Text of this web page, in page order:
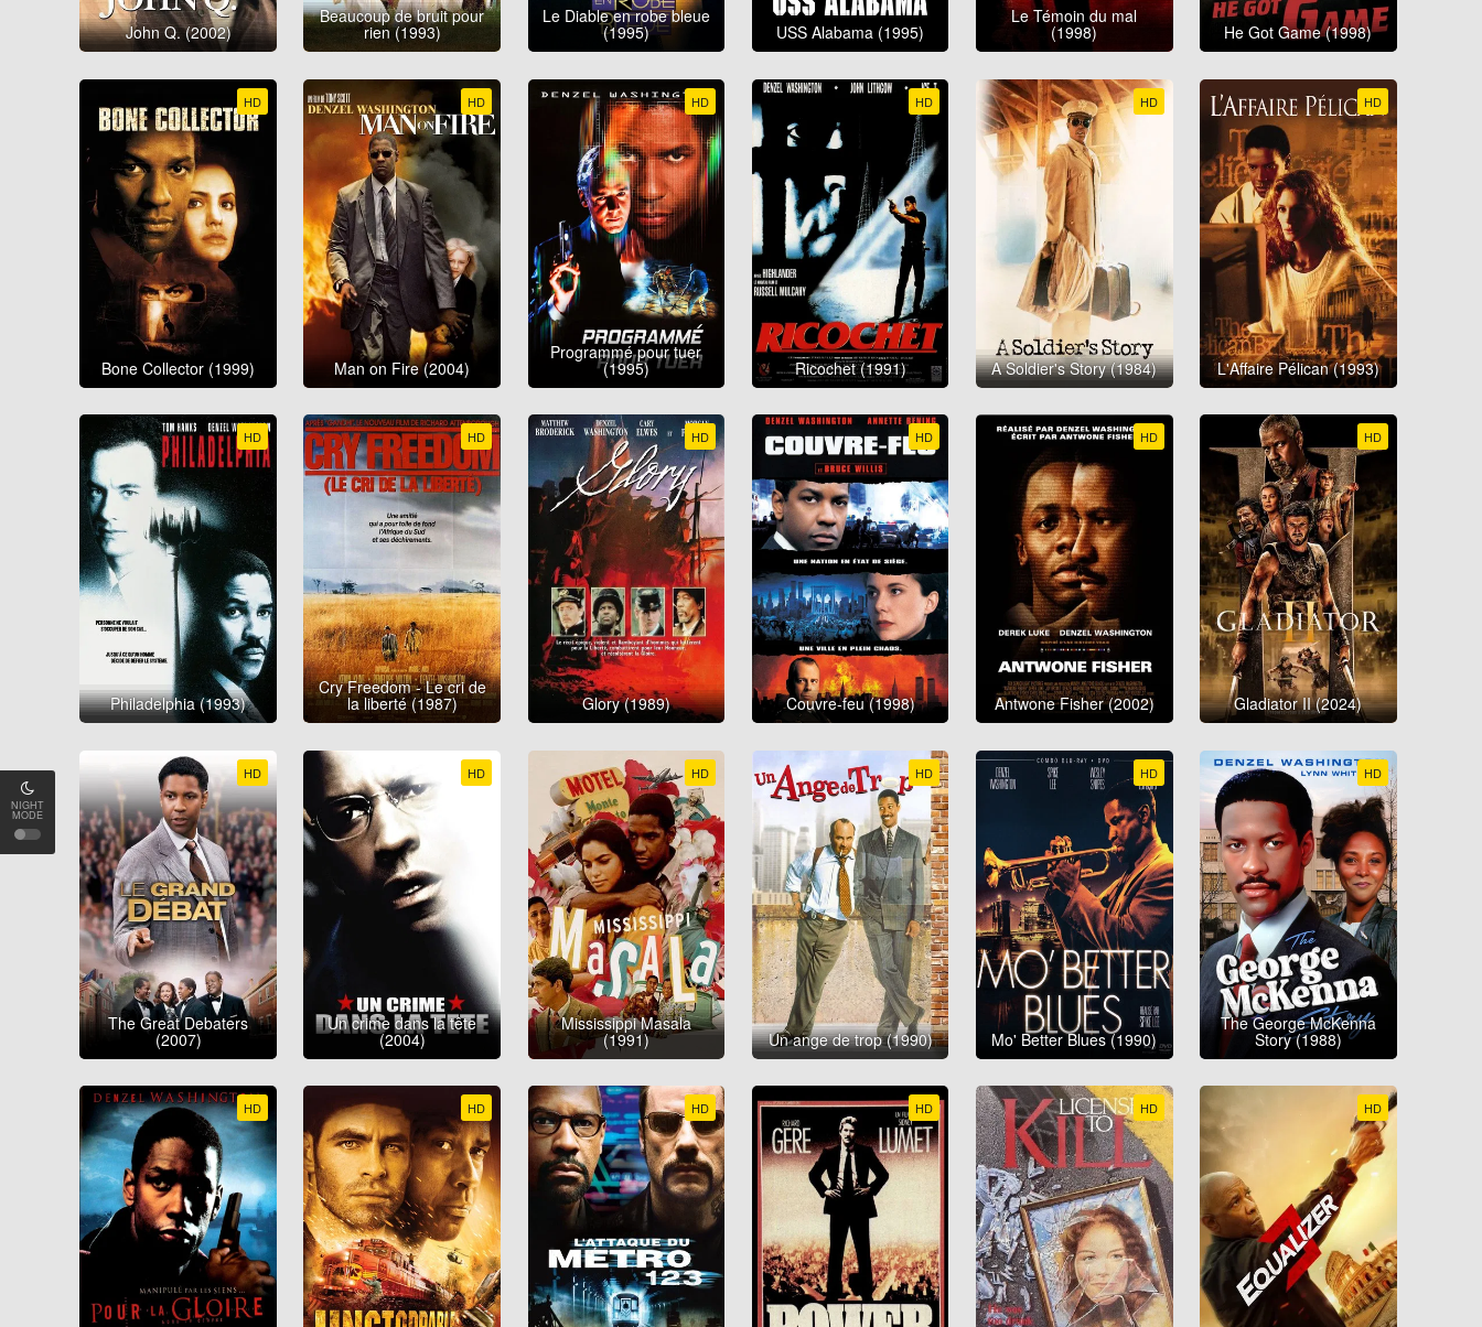
NIGHT
MODE
John Q. (2002)
Beaucoup de bruit pour
rien (1993)
Le Diable en robe bleue
(1995) USS Alabama (1995)
Le Témoin du mal
(1998) He Got Game (1998)
HD
Bone Collector (1999)
HD
Man on Fire (2004)
HD
Programmé pour tuer
(1995)
HD
Ricochet (1991)
HD
A Soldier's Story (1984)
HD
L'Affaire Pélican (1993)
HD
Philadelphia (1993)
HD
Cry Freedom - Le cri de
la liberté (1987)
HD
Glory (1989)
HD
Couvre-feu (1998)
HD
Antwone Fisher (2002)
HD
Gladiator II (2024)
HD
The Great Debaters
(2007)
HD
Un crime dans la tête
(2004)
HD
Mississippi Masala
(1991)
HD
Un ange de trop (1990)
HD
Mo' Better Blues (1990)
HD
The George McKenna
Story (1988)
HD HD HD HD HD HD